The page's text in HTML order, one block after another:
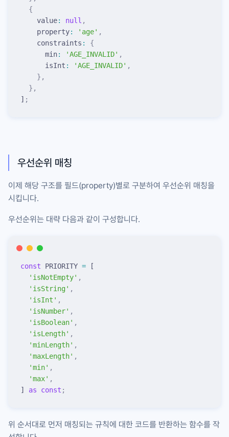
  {
    value
: null ,
    property
: ' age' ,
    constraints
:
{
      min
: 'AGE_INVALID' ,
      isInt
: 'AGE_INVALID' ,
    },
  },
] ;
우선순위 매칭
이제 해당 구조를 필드(property)별로 구분하여 우선순위 매칭을
시킵니다.
우선순위는 대략 다음과 같이 구성합니다.
const PRIORITY = [
  '
isNotEmpty' ,
  '
isString' ,
  '
isInt ' ,
  '
isNumber' ,
  '
isBoolean' ,
  '
isLength' ,
  '
minLength' ,
  '
maxLength' ,
  '
min' ,
  '
max' ,
] as const ;
위 순서대로 먼저 매칭되는 규칙에 대한 코드를 반환하는 함수를 작